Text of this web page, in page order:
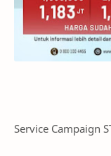
Service Campaign